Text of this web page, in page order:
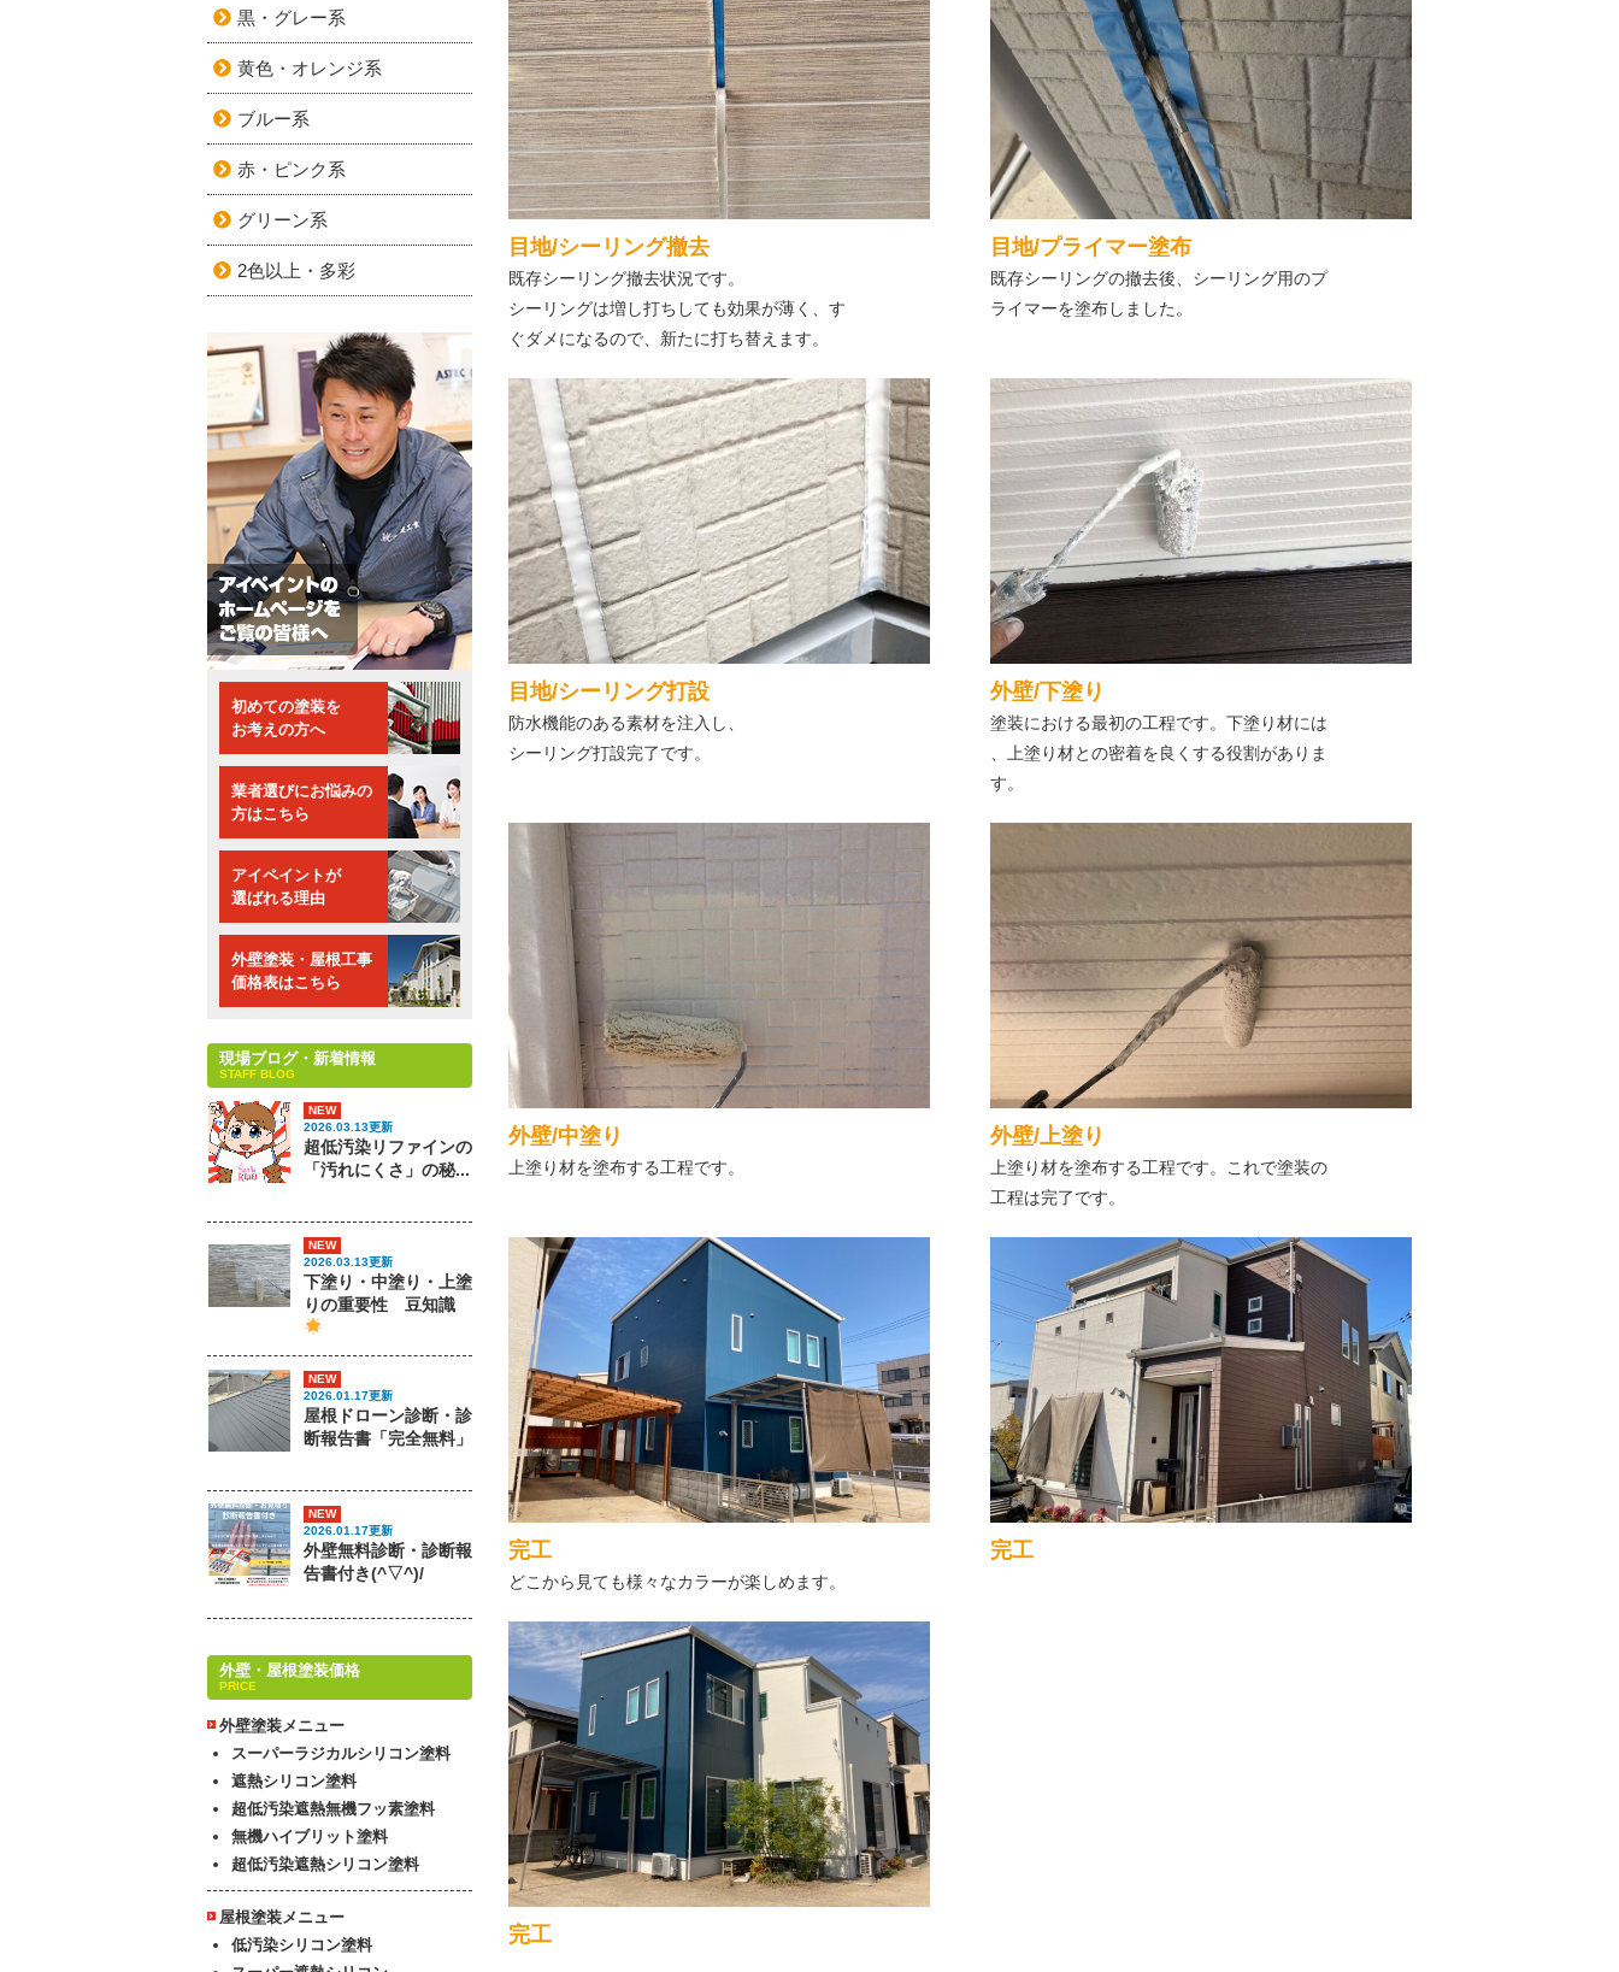
目地/シーリング撤去
既存シーリング撤去状況です。
シーリングは増し打ちしても効果が薄く、す
ぐダメになるので、新たに打ち替えます。
目地/プライマー塗布
既存シーリングの撤去後、シーリング用のプ
ライマーを塗布しました。
目地/シーリング打設
防水機能のある素材を注入し、
シーリング打設完了です。
外壁/下塗り
塗装における最初の工程です。下塗り材には
、上塗り材との密着を良くする役割がありま
す。
外壁/中塗り
上塗り材を塗布する工程です。
外壁/上塗り
上塗り材を塗布する工程です。これで塗装の
工程は完了です。
完工
どこから見ても様々なカラーが楽しめます。
完工
完工
黒・グレー系
黄色・オレンジ系
ブルー系
赤・ピンク系
グリーン系
2色以上・多彩
初めての塗装を
お考えの方へ
業者選びにお悩みの
方はこちら
アイペイントが
選ばれる理由
外壁塗装・屋根工事
価格表はこちら
現場ブログ・新着情報
STAFF BLOG
NEW
2026.03.13更新
超低汚染リファインの
「汚れにくさ」の秘...
NEW
2026.03.13更新
下塗り・中塗り・上塗
りの重要性 豆知識
NEW
2026.01.17更新
屋根ドローン診断・診
断報告書「完全無料」
NEW
2026.01.17更新
外壁無料診断・診断報
告書付き(^▽^)/
外壁・屋根塗装価格
PRICE
外壁塗装メニュー
スーパーラジカルシリコン塗料
遮熱シリコン塗料
超低汚染遮熱無機フッ素塗料
無機ハイブリット塗料
超低汚染遮熱シリコン塗料
屋根塗装メニュー
低汚染シリコン塗料